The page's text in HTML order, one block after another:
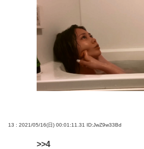
13 : 2021/05/16(日) 00:01:11.31 ID:JwZ9w33Bd
>>4